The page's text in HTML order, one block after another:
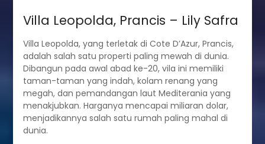
Villa Leopolda, Prancis – Lily Safra
Villa Leopolda, yang terletak di Cote D’Azur, Prancis,
adalah salah satu properti paling mewah di dunia.
Dibangun pada awal abad ke-20, vila ini memiliki
taman-taman yang indah, kolam renang yang
megah, dan pemandangan laut Mediterania yang
menakjubkan. Harganya mencapai miliaran dolar,
menjadikannya salah satu rumah paling mahal di
dunia.